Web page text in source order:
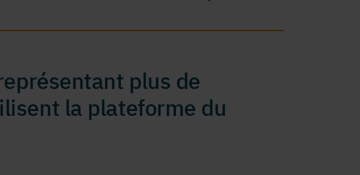
plus de
la plateforme du